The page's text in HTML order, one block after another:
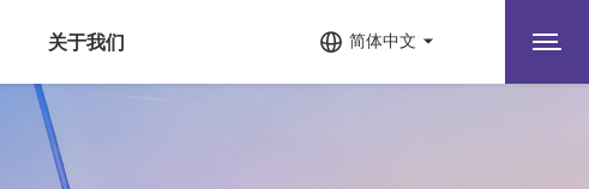
简体中文
关于我们